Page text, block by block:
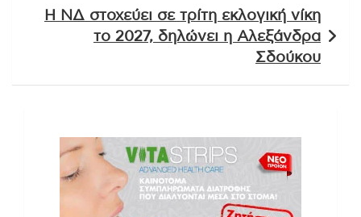
Η ΝΔ στοχεύει σε τρίτη εκλογική νίκη
το 2027, δηλώνει η Αλεξάνδρα
Σδούκου